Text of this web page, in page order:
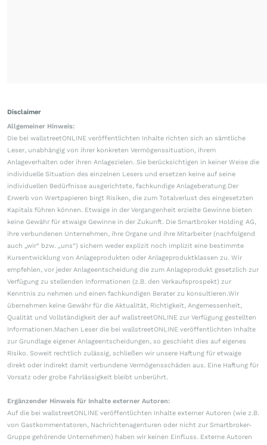
Disclaimer
Allgemeiner Hinweis:
Die bei wallstreetONLINE veröffentlichten Inhalte richten sich an sämtliche
Leser, unabhängig von ihrer konkreten Vermögenssituation, ihrem
Anlageverhalten oder ihren Anlagezielen. Sie berücksichtigen in keiner Weise die
individuelle Situation des einzelnen Lesers und ersetzen keine auf seine
individuellen Bedürfnisse ausgerichtete, fachkundige Anlageberatung.Der
Erwerb von Wertpapieren birgt Risiken, die zum Totalverlust des eingesetzten
Kapitals führen können. Etwaige in der Vergangenheit erzielte Gewinne bieten
keine Gewähr für etwaige Gewinne in der Zukunft. Die Smartbroker Holding AG,
ihre verbundenen Unternehmen, ihre Organe und ihre Mitarbeiter (nachfolgend
auch „wir“ bzw. „uns“) sichern weder explizit noch implizit eine bestimmte
Kursentwicklung von Anlageprodukten oder Anlageproduktklassen zu. Wir
empfehlen, vor jeder Anlageentscheidung die zum Anlageprodukt gesetzlich zur
Verfügung zu stellenden Informationen (z.B. den Verkaufsprospekt) zur
Kenntnis zu nehmen und einen fachkundigen Berater zu konsultieren.Wir
übernehmen keine Gewähr für die Aktualität, Richtigkeit, Angemessenheit,
Qualität und Vollständigkeit der auf wallstreetONLINE zur Verfügung gestellten
Informationen.Machen Leser die bei wallstreetONLINE veröffentlichten Inhalte
zur Grundlage eigener Anlageentscheidungen, so geschieht dies auf eigenes
Risiko. Soweit rechtlich zulässig, schließen wir unsere Haftung für etwaige
direkt oder indirekt damit verbundene Vermögensschäden aus. Eine Haftung für
Vorsatz oder grobe Fahrlässigkeit bleibt unberührt.
Ergänzender Hinweis für Inhalte externer Autoren:
Auf die bei wallstreetONLINE veröffentlichten Inhalte externer Autoren (wie z.B.
von Gastkommentatoren, Nachrichtenagenturen oder nicht zur Smartbroker-
Gruppe gehörende Unternehmen) haben wir keinen Einfluss. Externe Autoren